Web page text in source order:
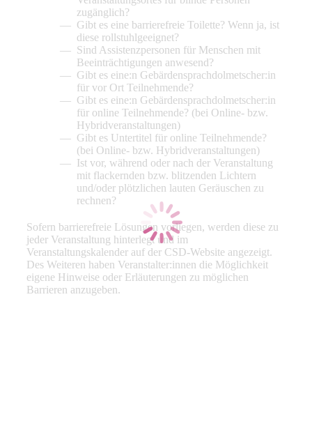
zugänglich?
Gibt es eine barrierefreie Toilette? Wenn ja, ist
diese rollstuhlgeeignet?
Sind Assistenzpersonen für Menschen mit
Beeinträchtigungen anwesend?
Gibt es eine:n Gebärdensprachdolmetscher:in
für vor Ort Teilnehmende?
Gibt es eine:n Gebärdensprachdolmetscher:in
für online Teilnehmende? (bei Online- bzw.
Hybridveranstaltungen)
Gibt es Untertitel für online Teilnehmende?
(bei Online- bzw. Hybridveranstaltungen)
Ist vor, während oder nach der Veranstaltung
mit flackernden bzw. blitzenden Lichtern
und/oder plötzlichen lauten Geräuschen zu
rechnen?
Sofern barrierefreie Lösungen vorliegen, werden diese zu
jeder Veranstaltung hinterlegt und im
Veranstaltungskalender auf der CSD-Website angezeigt.
Des Weiteren haben Veranstalter:innen die Möglichkeit
eigene Hinweise oder Erläuterungen zu möglichen
Barrieren anzugeben.